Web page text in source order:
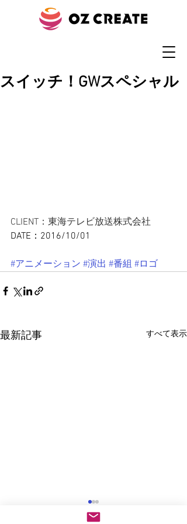
スイッチ！GWスペシャル
CLIENT：東海テレビ放送株式会社
DATE：2016/10/01
#アニメーション #演出 #番組 #ロゴ
最新記事 すべて表示